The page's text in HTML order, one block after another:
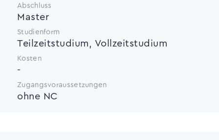
Abschluss
Master
Studienform
Teilzeitstudium, Vollzeitstudium
Kosten
-
Zugangsvoraussetzungen
ohne NC